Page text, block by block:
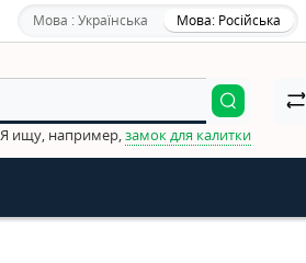
Мова : Українська Мова: Російська
Я ищу, например, замок для калитки